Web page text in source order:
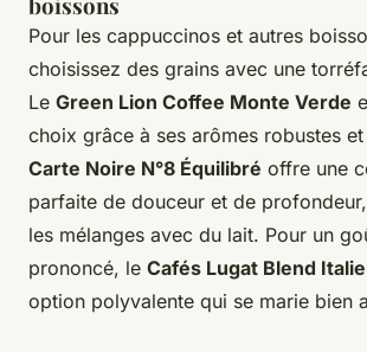
Pour les cappuccinos et autres
choisissez des grains avec une
Le Green Lion Coffee Monte Verde
choix grâce à ses arômes robustes
Carte Noire N°8 Équilibré offre une
parfaite de douceur et de
les mélanges avec du lait. Pour un
prononcé, le Cafés Lugat Blend
option polyvalente qui se marie bien